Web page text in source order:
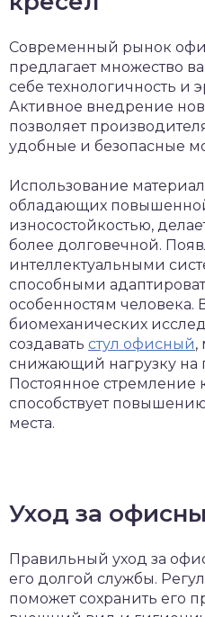
Современный рынок
предлагает множество
себе технологичность и
Активное внедрение
позволяет
удобные и безопасные
Использование
обладающих
износостойкостью,
более долговечной.
интеллектуальными
способными
особенностям человека.
биомеханических
создавать стул офисный,
снижающий нагрузку на
Постоянное стремление
способствует
места.
Уход за
Правильный уход за
его долгой службы.
поможет сохранить его